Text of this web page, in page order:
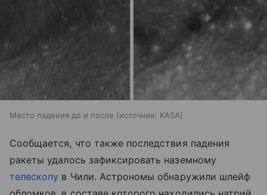
Место падения до и после источник: KASA
Сообщается, что также последствия падения
ракеты удалось зафиксировать наземному
телескопу в Чили. Астрономы обнаружили шлейф